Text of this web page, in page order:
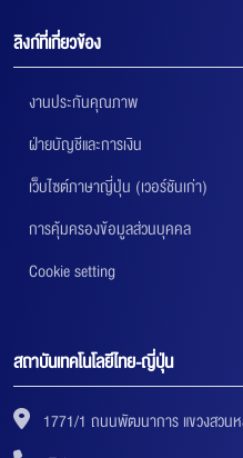
ลิงก์ที่เกี่ยวข้อง
งานประกันคุณภาพ
ฝ่ายบัญชีและการเงิน
เว็บไซต์ภาษาญี่ปุ่น (เวอร์ชันเก่า)
การคุ้มครองข้อมูลส่วนบุคคล
Cookie setting
สถาบันเทคโนโลยีไทย-ญี่ปุ่น
1771/1 ถนนพัฒนาการ แขวงสวน